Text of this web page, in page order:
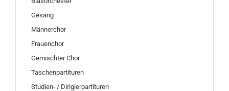
Gesang
Männerchor
Frauenchor
Gemischter Chor
Taschenpartituren
Studien- / Dirigierpartituren